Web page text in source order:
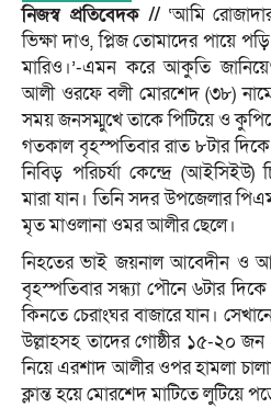
নিজস্ব প্রতিবেদক // ‘আমি
ভিক্ষা দাও, প্লিজ তোমাদের পায়ে
মারিও।’-এমন করে আকুতি
আলী ওরফে বলী মোরশেদ (৩৮)
সময় জনসম্মুখে তাকে পিটিয়ে ও
গতকাল বৃহস্পতিবার রাত ৮টার
নিবিড় পরিচর্যা কেন্দ্রে (আইসিইউ)
মারা যান। তিনি সদর উপজেলার
মৃত মাওলানা ওমর আলীর ছেলে।
নিহতের ভাই জয়নাল আবেদীন ও
বৃহস্পতিবার সন্ধ্যা পৌনে ৬টার
কিনতে চেরাংঘর বাজারে যান।
উল্লাহসহ তাদের গোষ্ঠীর ১৫-২০
নিয়ে এরশাদ আলীর ওপর হামলা
ক্লান্ত হয়ে মোরশেদ মাটিতে লুটিয়ে